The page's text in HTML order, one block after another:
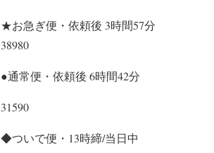
★お急ぎ便・依頼後 3時間57分
38980
●通常便・依頼後 6時間42分
31590
◆ついで便・13時締/当日中